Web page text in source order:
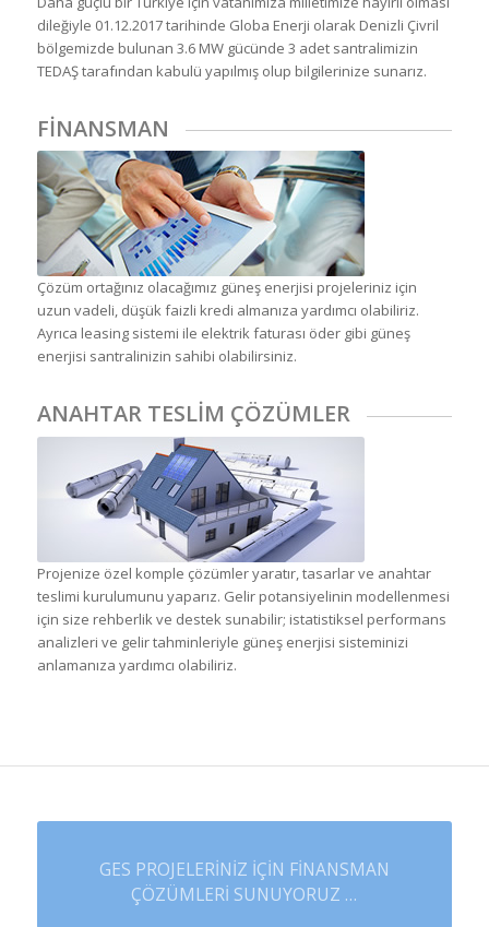
dileğiyle 01.12.2017 tarihinde Globa Enerji olarak Denizli Çivril
bölgemizde bulunan 3.6 MW gücünde 3 adet santralimizin
TEDAŞ tarafından kabulü yapılmış olup bilgilerinize sunarız.
FİNANSMAN
Çözüm ortağınız olacağımız güneş enerjisi projeleriniz için
uzun vadeli, düşük faizli kredi almanıza yardımcı olabiliriz.
Ayrıca leasing sistemi ile elektrik faturası öder gibi güneş
enerjisi santralinizin sahibi olabilirsiniz.
ANAHTAR TESLİM ÇÖZÜMLER
Projenize özel komple çözümler yaratır, tasarlar ve anahtar
teslimi kurulumunu yaparız. Gelir potansiyelinin modellenmesi
için size rehberlik ve destek sunabilir; istatistiksel performans
analizleri ve gelir tahminleriyle güneş enerjisi sisteminizi
anlamanıza yardımcı olabiliriz.
GES PROJELERİNİZ İÇİN FİNANSMAN
ÇÖZÜMLERİ SUNUYORUZ …